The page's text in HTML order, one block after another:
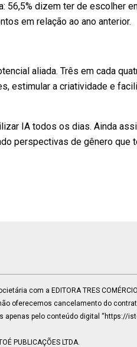
56,5% dizem ter de escolher
em relação ao ano anterior.
aliada. Três em cada
estimular a criatividade e
IA todos os dias. Ainda
perspectivas de gênero que
com a EDITORA TRES COMÉRCIO
oferecemos cancelamento do
pelo conteúdo digital “https://
PUBLICAÇÕES LTDA.